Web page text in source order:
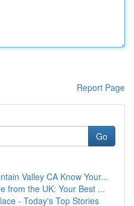
Report Page
Go
Valley CA Know Your...
from the UK: Your Best ...
- Today's Top Stories